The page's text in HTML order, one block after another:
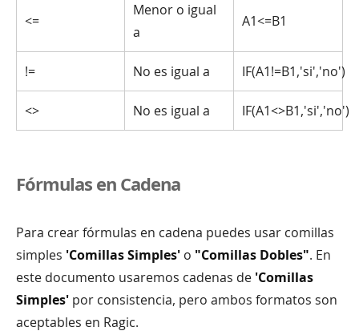
<=
Menor o igual
a
A1<=B1
!= No es igual a IF(A1!=B1,'si','no')
<> No es igual a IF(A1<>B1,'si','no')
Fórmulas en Cadena
Para crear fórmulas en cadena puedes usar comillas
simples 'Comillas Simples' o "Comillas Dobles". En
este documento usaremos cadenas de 'Comillas
Simples' por consistencia, pero ambos formatos son
aceptables en Ragic.